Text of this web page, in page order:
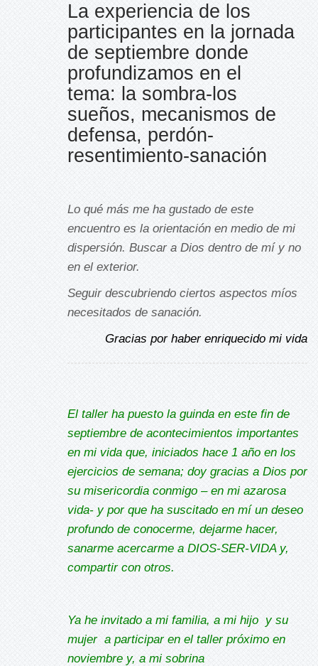
La experiencia de los
participantes en la jornada
de septiembre donde
profundizamos en el
tema: la sombra-los
sueños, mecanismos de
defensa, perdón-
resentimiento-sanación
Lo qué más me ha gustado de este
encuentro es la orientación en medio de mi
dispersión. Buscar a Dios dentro de mí y no
en el exterior.
Seguir descubriendo ciertos aspectos míos
necesitados de sanación.
Gracias por haber enriquecido mi vida
El taller ha puesto la guinda en este fin de
septiembre de acontecimientos importantes
en mi vida que, iniciados hace 1 año en los
ejercicios de semana; doy gracias a Dios por
su misericordia conmigo – en mi azarosa
vida- y por que ha suscitado en mí un deseo
profundo de conocerme, dejarme hacer,
sanarme acercarme a DIOS-SER-VIDA y,
compartir con otros.
Ya he invitado a mi familia, a mi hijo y su
mujer a participar en el taller próximo en
noviembre y, a mi sobrina